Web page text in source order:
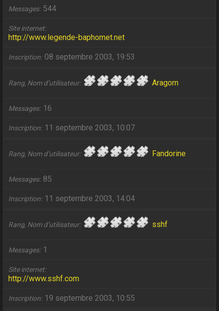
Messages 544
Site internet
http://www.legende-baphomet.net
Inscription 08 septembre 2003, 19:53
Rang, Nom d’utilisateur Aragorn
Messages 16
Inscription 11 septembre 2003, 10:07
Rang, Nom d’utilisateur Fandorine
Messages 85
Inscription 11 septembre 2003, 14:04
Rang, Nom d’utilisateur sshf
Messages 1
Site internet
http://www.sshf.com
Inscription 19 septembre 2003, 10:55